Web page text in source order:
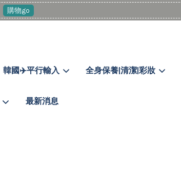
購物go
韓國✈️平行輸入 全身保養|清潔|彩妝
最新消息